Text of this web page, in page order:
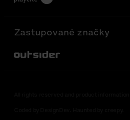
Zastupované značky
Out-Sider